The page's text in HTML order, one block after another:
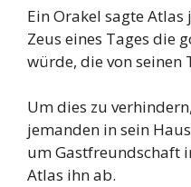
Ein Orakel sagte Atlas
Zeus eines Tages die
würde, die von seinen
Um dies zu
jemanden in sein
um Gastfreundschaft
Atlas ihn ab.